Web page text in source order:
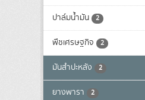
ปาล์มน้ำมัน 2
พืชเศรษฐกิจ 2
มันสำปะหลัง 2
ยางพารา 2